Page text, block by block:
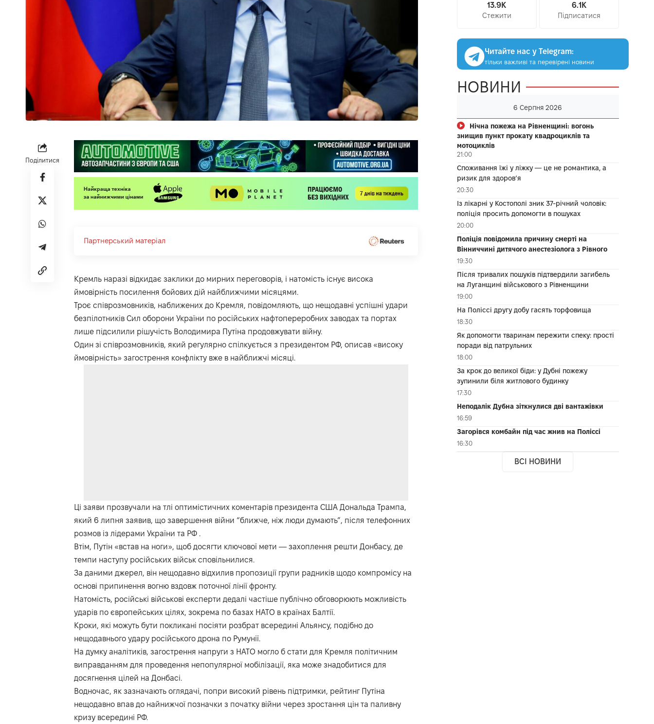
Поділитися
Партнерський матеріал
Кремль наразі відкидає заклики до мирних переговорів, і натомість існує висока
ймовірність посилення бойових дій найближчими місяцями.
Троє співрозмовників, наближених до Кремля, повідомляють, що нещодавні успішні удари
безпілотників Сил оборони України по російських нафтопереробних заводах та портах
лише підсилили рішучість Володимира Путіна продовжувати війну.
Один зі співрозмовників, який регулярно спілкується з президентом РФ, описав «високу
ймовірність» загострення конфлікту вже в найближчі місяці.
Ці заяви прозвучали на тлі оптимістичних коментарів президента США Дональда Трампа,
який 6 липня заявив, що завершення війни “ближче, ніж люди думають”, після телефонних
розмов із лідерами України та РФ .
Втім, Путін «встав на ноги», щоб досягти ключової мети — захоплення решти Донбасу, де
темпи наступу російських військ сповільнилися.
За даними джерел, він нещодавно відхилив пропозиції групи радників щодо компромісу на
основі припинення вогню вздовж поточної лінії фронту.
Натомість, російські військові експерти дедалі частіше публічно обговорюють можливість
ударів по європейських цілях, зокрема по базах НАТО в країнах Балтії.
Кроки, які можуть бути покликані посіяти розбрат всередині Альянсу, подібно до
нещодавнього удару російського дрона по Румунії.
На думку аналітиків, загострення напруги з НАТО могло б стати для Кремля політичним
виправданням для проведення непопулярної мобілізації, яка може знадобитися для
досягнення цілей на Донбасі.
Водночас, як зазначають оглядачі, попри високий рівень підтримки, рейтинг Путіна
нещодавно впав до найнижчої позначки з початку війни через зростання цін та паливну
кризу всередині РФ.
13.9K
Стежити
6.1K
Підписатися
Читайте нас у Telegram:
тільки важливі та перевірені новини
НОВИНИ
6 Серпня 2026
Нічна пожежа на Рівненщині: вогонь
знищив пункт прокату квадроциклів та
мотоциклів
21:00
Споживання їжі у ліжку — це не романтика, а
ризик для здоров’я
20:30
Із лікарні у Костополі зник 37-річний чоловік:
поліція просить допомогти в пошуках
20:00
Поліція повідомила причину смерті на
Вінниччині дитячого анестезіолога з Рівного
19:30
Після тривалих пошуків підтвердили загибель
на Луганщині військового з Рівненщини
19:00
На Поліссі другу добу гасять торфовища
18:30
Як допомогти тваринам пережити спеку: прості
поради від патрульних
18:00
За крок до великої біди: у Дубні пожежу
зупинили біля житлового будинку
17:30
Неподалік Дубна зіткнулися дві вантажівки
16:59
Загорівся комбайн під час жнив на Поліссі
16:30
ВСІ НОВИНИ